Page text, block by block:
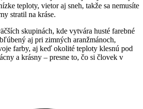
teploty, vietor aj sneh, takže sa nemusíte
stratil na kráse.
skupinách, kde vytvára husté farebné
aj pri zimných aranžmánoch,
farby, aj keď okolité teploty klesnú pod
a krásny – presne to, čo si človek v